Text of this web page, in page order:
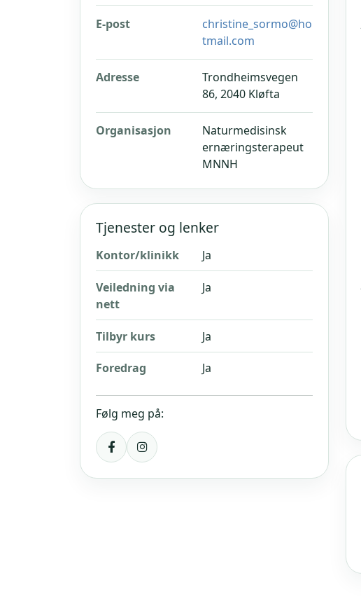
E-post
christine_sormo@ho
tmail.com
Adresse
Trondheimsvegen
86, 2040 Kløfta
Organisasjon
Naturmedisinsk
ernæringsterapeut
MNNH
Tjenester og lenker
Kontor/klinikk Ja
Veiledning via
nett
Ja
Tilbyr kurs Ja
Foredrag Ja
Følg meg på: